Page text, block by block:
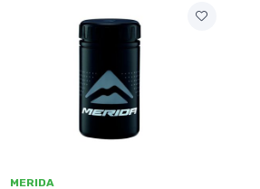
MERIDA